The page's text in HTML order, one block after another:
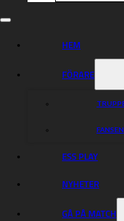
HEM
FÖRARE
ESS PLAY
NYHETER
GÅ PÅ MATCH